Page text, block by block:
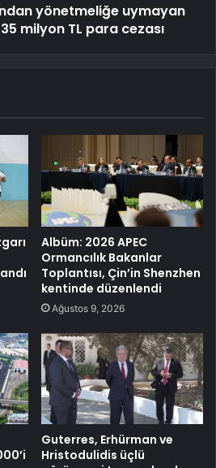
yönetmeliğe uymayan
milyon TL para cezası
Albüm: 2026 APEC
Ormancılık Bakanlar
Toplantısı, Çin’in Shenzhen
kentinde düzenlendi
Ağustos 9, 2026
Guterres, Erhürman ve
Hristodulidis üçlü